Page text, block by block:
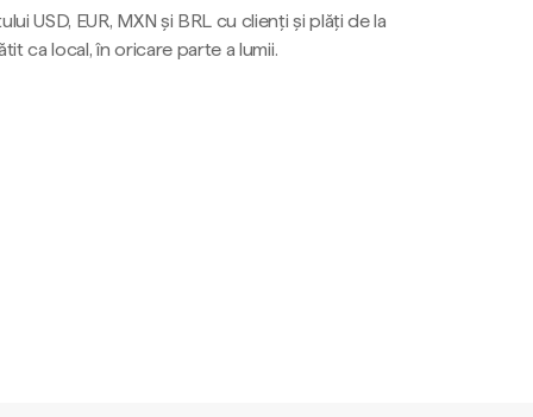
USD, EUR, MXN și BRL cu clienți și plăți de la
ca local, în oricare parte a lumii.